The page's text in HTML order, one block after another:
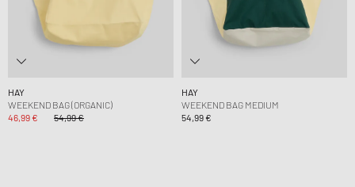
HAY
WEEKEND BAG (ORGANIC)
46,99 €
54,99 €
HAY
WEEKEND BAG MEDIUM
54,99 €